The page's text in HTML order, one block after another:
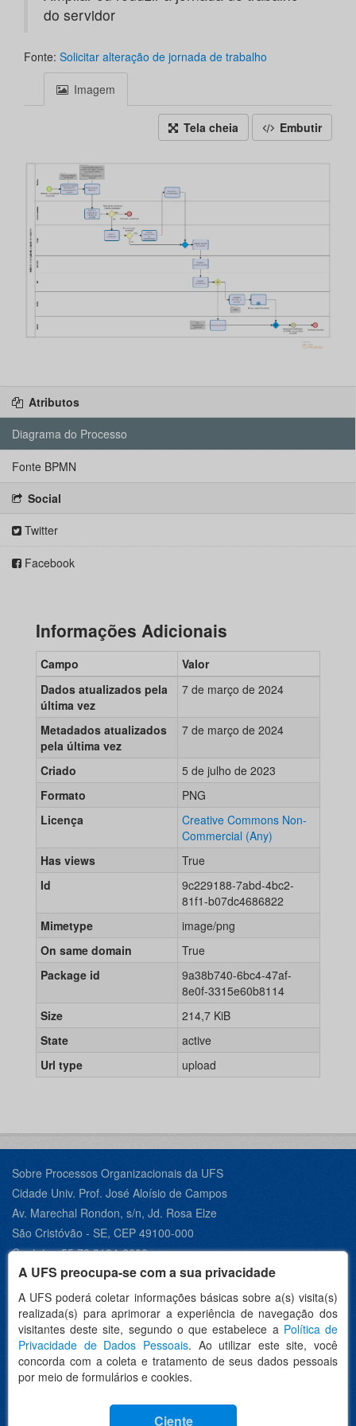
A UFS preocupa-se com a sua privacidade
A UFS poderá coletar informações básicas sobre a(s) visita(s)
realizada(s) para aprimorar a experiência de navegação dos
visitantes deste site, segundo o que estabelece a Política de
Privacidade de Dados Pessoais. Ao utilizar este site, você
concorda com a coleta e tratamento de seus dados pessoais
por meio de formulários e cookies.
Ciente
do servidor
Fonte: Solicitar alteração de jornada de trabalho
Imagem
Tela cheia Embutir
Atributos
Diagrama do Processo
Fonte BPMN
Social
Twitter
Facebook
Informações Adicionais
Campo
Valor
Dados atualizados pela
última vez
7 de março de 2024
Metadados atualizados
pela última vez
7 de março de 2024
Criado
5 de julho de 2023
Formato
PNG
Licença
Creative Commons Non-
Commercial (Any)
Has views
True
Id
9c229188-7abd-4bc2-
81f1-b07dc4686822
Mimetype
image/png
On same domain
True
Package id
9a38b740-6bc4-47af-
8e0f-3315e60b8114
Size
214,7 KiB
State
active
Url type
upload
Sobre Processos Organizacionais da UFS
Cidade Univ. Prof. José Aloísio de Campos
Av. Marechal Rondon, s/n, Jd. Rosa Elze
São Cristóvão - SE, CEP 49100-000
Contato +55 79 3194-6600
Desenvolvido por: